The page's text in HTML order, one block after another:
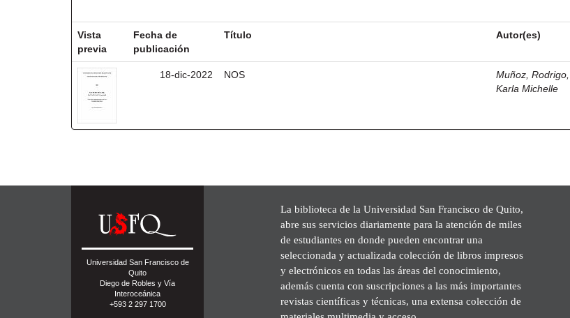
Vista
previa
Fecha de
publicación
Título Autor(es)
18-dic-2022 NOS Muñoz, Rodrigo,
Karla Michelle
Universidad San Francisco de
Quito
Diego de Robles y Vía
Interoceánica
+593 2 297 1700
La biblioteca de la Universidad San Francisco de Quito,
abre sus servicios diariamente para la atención de miles
de estudiantes en donde pueden encontrar una
seleccionada y actualizada colección de libros impresos
y electrónicos en todas las áreas del conocimiento,
además cuenta con suscripciones a las más importantes
revistas científicas y técnicas, una extensa colección de